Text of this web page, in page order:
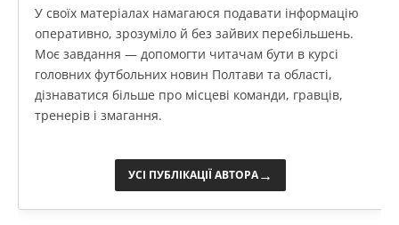
У своїх матеріалах намагаюся подавати інформацію
оперативно, зрозуміло й без зайвих перебільшень.
Моє завдання — допомогти читачам бути в курсі
головних футбольних новин Полтави та області,
дізнаватися більше про місцеві команди, гравців,
тренерів і змагання.
УСІ ПУБЛІКАЦІЇ АВТОРА→